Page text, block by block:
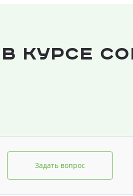
курсе
Задать вопрос